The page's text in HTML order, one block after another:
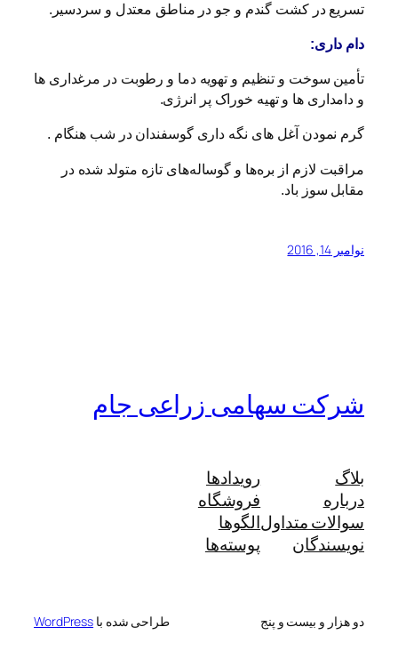
تسریع در کشت گندم و جو در مناطق معتدل و سردسیر.
دام داری:
تأمین سوخت و تنظیم و تهویه دما و رطوبت در مرغداری ها
و دامداری ها و تهیه خوراک پر انرژی.
گرم نمودن آغل های نگه داری گوسفندان در شب هنگام .
مراقبت لازم از بره‌ها و گوساله‌های تازه متولد شده در
مقابل سوز باد.
نوامبر 14, 2016
شرکت سهامی زراعی جام
بلاگ
درباره
سوالات متداول
نویسندگان
رویدادها
فروشگاه
الگوها
پوسته‌ها
دو هزار و بیست و پنج طراحی شده با WordPress